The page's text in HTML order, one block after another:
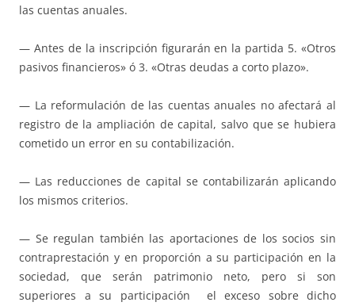
las cuentas anuales.
— Antes de la inscripción figurarán en la partida 5. «Otros
pasivos financieros» ó 3. «Otras deudas a corto plazo».
— La reformulación de las cuentas anuales no afectará al
registro de la ampliación de capital, salvo que se hubiera
cometido un error en su contabilización.
— Las reducciones de capital se contabilizarán aplicando
los mismos criterios.
— Se regulan también las aportaciones de los socios sin
contraprestación y en proporción a su participación en la
sociedad, que serán patrimonio neto, pero si son
superiores a su participación el exceso sobre dicho